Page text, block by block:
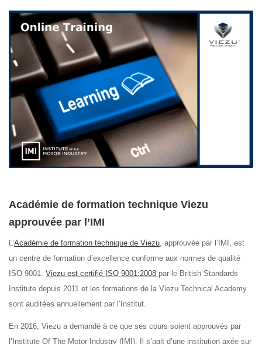
Académie de formation technique Viezu
approuvée par l’IMI
L’Académie de formation technique de Viezu, approuvée par l’IMI, est
un centre de formation d’excellence conforme aux normes de qualité
ISO 9001. Viezu est certifié ISO 9001:2008 par le British Standards
Institute depuis 2011 et les formations de la Viezu Technical Academy
sont auditées annuellement par l’Institut.
En 2016, Viezu a demandé à ce que ses cours soient approuvés par
l’Institute Of The Motor Industry (IMI). Il s’agit d’une institution axée sur